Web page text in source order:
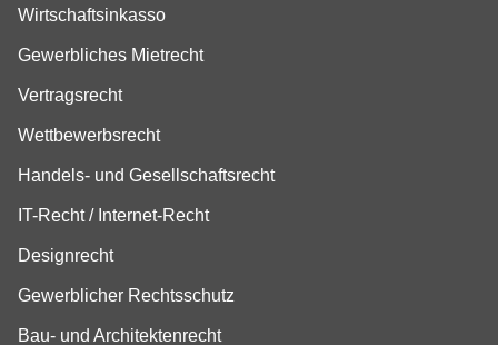
Wirtschaftsinkasso
Gewerbliches Mietrecht
Vertragsrecht
Wettbewerbsrecht
Handels- und Gesellschaftsrecht
IT-Recht / Internet-Recht
Designrecht
Gewerblicher Rechtsschutz
Bau- und Architektenrecht